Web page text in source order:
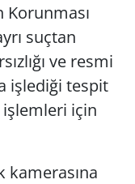
Korunması
suçtan
ve resmi
işlediği tespit
işlemleri için
kamerasına